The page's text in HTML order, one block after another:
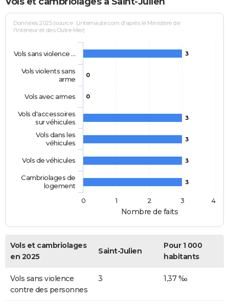
Nombre de faits
Données 2025 (source : Linternaute.com d'après le Ministère de
l'Intérieur et des Outre-Mer)
3
0
0
3
3
3
3
Vols sans violence …
Vols violents sans
arme
Vols avec armes
Vols d'accessoires
sur véhicules
Vols dans les
véhicules
Vols de véhicules
Cambriolages de
logement
0
1 2 3 4
Vols et cambriolages
en 2025
Saint-Julien
Pour 1 000
habitants
Vols sans violence
contre des personnes
3 1,37 ‰